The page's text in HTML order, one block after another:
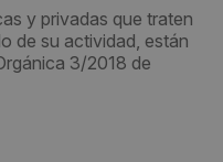
y privadas que traten
de su actividad, están
3/2018 de